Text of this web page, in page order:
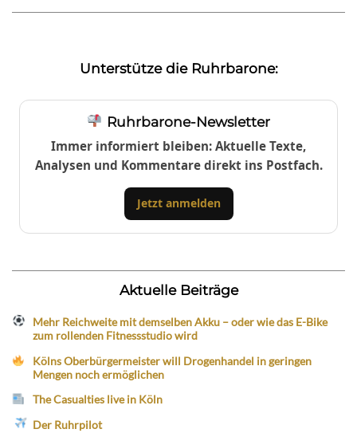
Unterstütze die Ruhrbarone:
Ruhrbarone-Newsletter
Immer informiert bleiben: Aktuelle Texte,
Analysen und Kommentare direkt ins Postfach.
Jetzt anmelden
Aktuelle Beiträge
Mehr Reichweite mit demselben Akku – oder wie das E-Bike
zum rollenden Fitnessstudio wird
Kölns Oberbürgermeister will Drogenhandel in geringen
Mengen noch ermöglichen
The Casualties live in Köln
Der Ruhrpilot